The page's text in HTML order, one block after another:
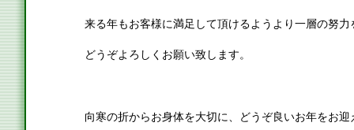
来る年もお客様に満足して頂けるようより一層の努
どうぞよろしくお願い致します。
向寒の折からお身体を大切に、どうぞ良いお年をお迎